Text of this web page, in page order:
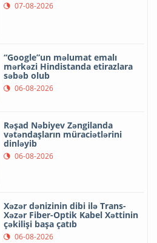
07-08-2026
“Google”un məlumat emalı
mərkəzi Hindistanda etirazlara
səbəb olub
06-08-2026
Rəşad Nəbiyev Zəngilanda
vətəndaşların müraciətlərini
dinləyib
06-08-2026
Xəzər dənizinin dibi ilə Trans-
Xəzər Fiber-Optik Kabel Xəttinin
çəkilişi başa çatıb
06-08-2026